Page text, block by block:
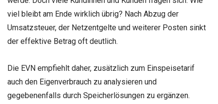
viel bleibt am Ende wirklich übrig? Nach Abzug der
Umsatzsteuer, der Netzentgelte und weiterer Posten sinkt
der effektive Betrag oft deutlich.
Die EVN empfiehlt daher, zusätzlich zum Einspeisetarif
auch den Eigenverbrauch zu analysieren und
gegebenenfalls durch Speicherlösungen zu ergänzen.